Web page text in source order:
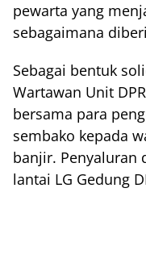
pewarta yang
sebagaimana
Sebagai bentuk
Wartawan Unit
bersama para
sembako kepada
banjir. Penyaluran
lantai LG Gedung